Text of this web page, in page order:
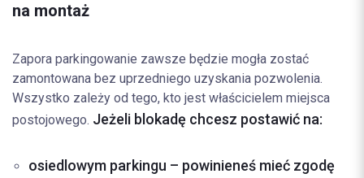
na montaż
Zapora parkingowanie zawsze będzie mogła zostać
zamontowana bez uprzedniego uzyskania pozwolenia.
Wszystko zależy od tego, kto jest właścicielem miejsca
postojowego. Jeżeli blokadę chcesz postawić na:
osiedlowym parkingu – powinieneś mieć zgodę